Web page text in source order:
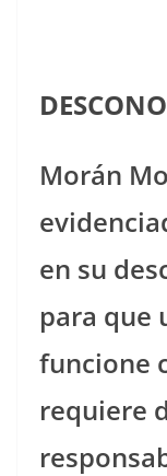
Morán
en su
para que
funcione
requiere